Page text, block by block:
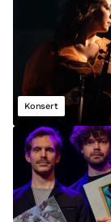
Konsert